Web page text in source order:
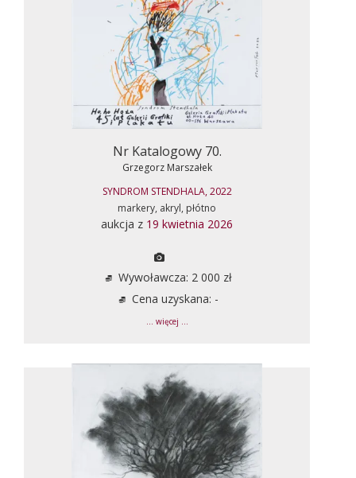
Nr Katalogowy 70.
Grzegorz Marszałek
SYNDROM STENDHALA, 2022
markery, akryl, płótno
aukcja z 19 kwietnia 2026
Wywoławcza: 2 000 zł
Cena uzyskana: -
... więcej ...